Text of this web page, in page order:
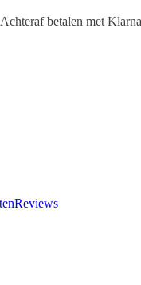
Achteraf betalen met
Reviews